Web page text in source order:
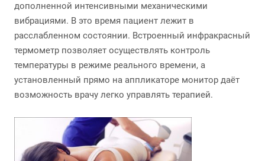
дополненной интенсивными механическими
вибрациями. В это время пациент лежит в
расслабленном состоянии. Встроенный инфракрасный
термометр позволяет осуществлять контроль
температуры в режиме реального времени, а
установленный прямо на аппликаторе монитор даёт
возможность врачу легко управлять терапией.